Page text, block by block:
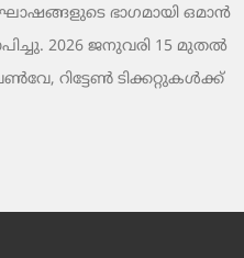
ഭാഗമായി ഒമാൻ
2026 ജനുവരി 15 മുതൽ
റിട്ടേൺ ടിക്കറ്റുകൾക്ക്